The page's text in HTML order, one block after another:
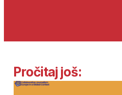
Pročitaj još: